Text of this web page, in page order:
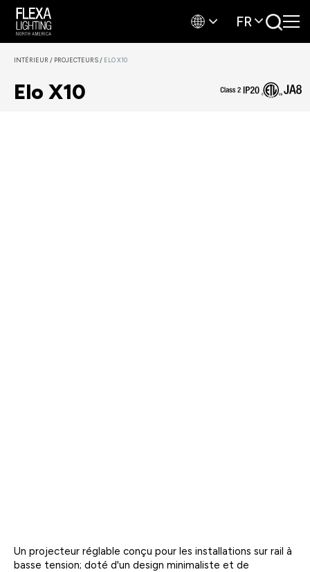
FR
INTÉRIEUR / PROJECTEURS / ELO X10
Elo X10
Un projecteur réglable conçu pour les installations sur rail à
basse tension; doté d'un design minimaliste et de